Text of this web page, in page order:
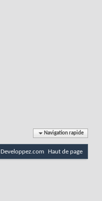
Navigation rapide
Developpez.com Haut de page